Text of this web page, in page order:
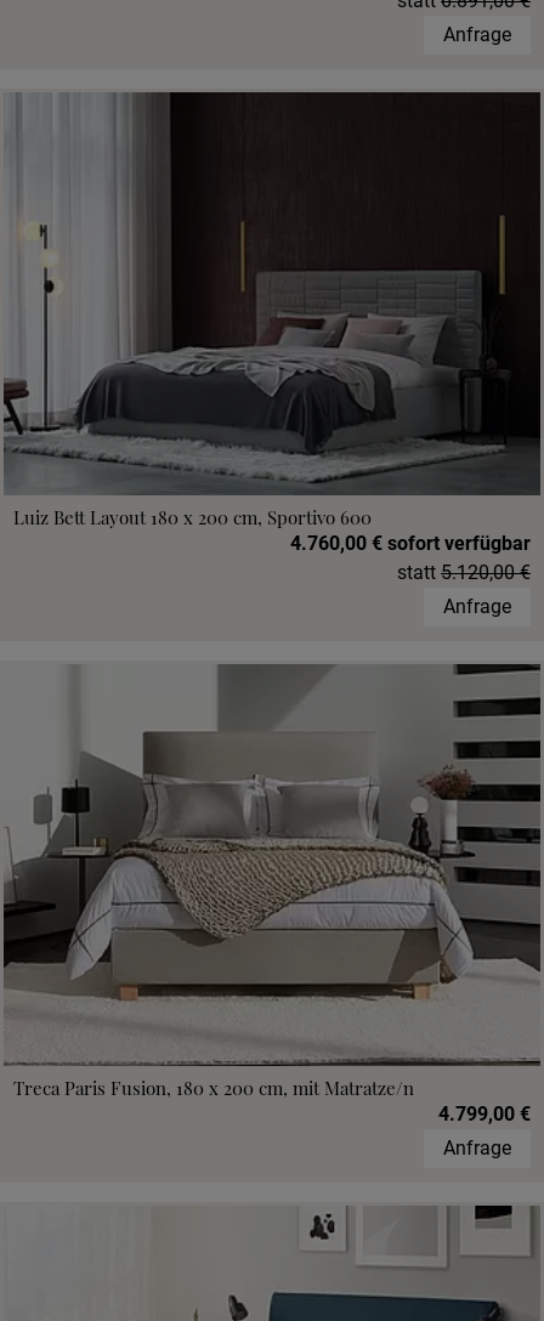
Anfrage
Luiz Bett Layout 180 x 200 cm, Sportivo 600
4.760,00 € sofort verfügbar
statt 5.120,00 €
Anfrage
Treca Paris Fusion, 180 x 200 cm, mit Matratze/n
4.799,00 €
Anfrage